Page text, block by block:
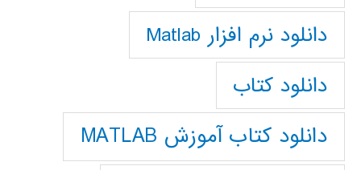
دانلود نرم افزار Matlab
دانلود کتاب
دانلود کتاب آموزش MATLAB